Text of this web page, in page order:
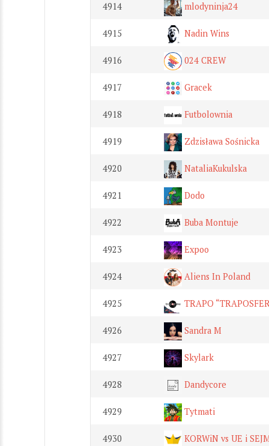
4914 mlodyninja24
4915 Nadin Wins
4916 024 CREW
4917 Gracek
4918 Futbolownia
4919 Zdzisława Sośnicka
4920 NataliaKukulska
4921 Dodo
4922 Buba Montuje
4923 Expoo
4924 Aliens In Poland
4925 TRAPO
4926 Sandra M
4927 Skylark
4928 Dandycore
4929 Tytmati
4930 KORWiN vs UE i